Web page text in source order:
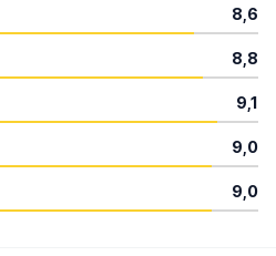
8,6
8,8
9,1
9,0
9,0